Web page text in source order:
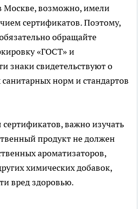
Москве, возможно, имели
сертификатов. Поэтому,
обращайте
«ГОСТ» и
знаки свидетельствуют о
норм и стандартов
важно изучать
продукт не должен
ароматизаторов,
химических добавок,
вред здоровью.